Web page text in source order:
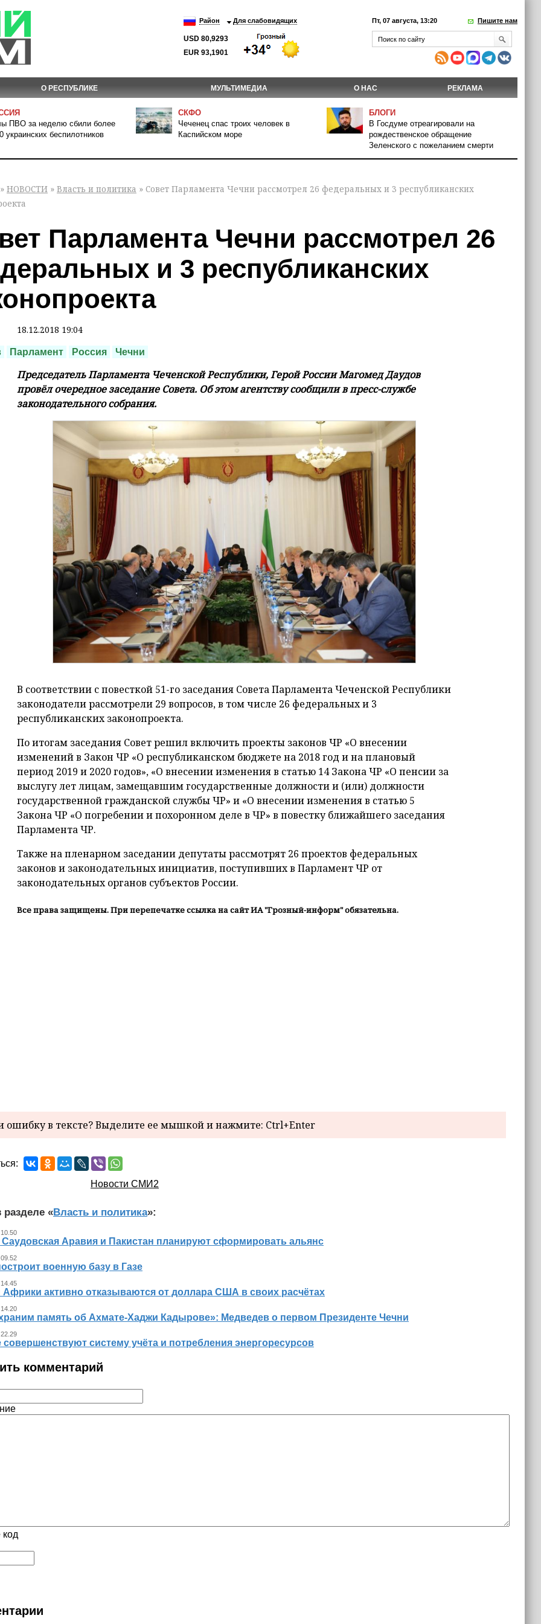
Район Для слабовидящих
USD 80,9293
EUR 93,1901
Пт, 07 августа, 13:20 Пишите нам
О РЕСПУБЛИКЕ МУЛЬТИМЕДИА О НАС РЕКЛАМА
ПВО за неделю сбили более
украинских беспилотников
СКФО
Чеченец спас троих человек в
Каспийском море
БЛОГИ
В Госдуме отреагировали на
рождественское обращение
Зеленского с пожеланием смерти
» НОВОСТИ » Власть и политика » Совет Парламента Чечни рассмотрел 26 федеральных и 3 республиканских
Парламента Чечни рассмотрел 26
и 3 республиканских
18.12.2018 19:04
Парламент Россия Чечни
Председатель Парламента Чеченской Республики, Герой России Магомед Даудов
провёл очередное заседание Совета. Об этом агентству сообщили в пресс-службе
законодательного собрания.
В соответствии с повесткой 51-го заседания Совета Парламента Чеченской Республики
законодатели рассмотрели 29 вопросов, в том числе 26 федеральных и 3
республиканских законопроекта.
По итогам заседания Совет решил включить проекты законов ЧР «О внесении
изменений в Закон ЧР «О республиканском бюджете на 2018 год и на плановый
период 2019 и 2020 годов», «О внесении изменения в статью 14 Закона ЧР «О пенсии за
выслугу лет лицам, замещавшим государственные должности и (или) должности
государственной гражданской службы ЧР» и «О внесении изменения в статью 5
Закона ЧР «О погребении и похоронном деле в ЧР» в повестку ближайшего заседания
Парламента ЧР.
Также на пленарном заседании депутаты рассмотрят 26 проектов федеральных
законов и законодательных инициатив, поступивших в Парламент ЧР от
законодательных органов субъектов России.
Все права защищены. При перепечатке ссылка на сайт ИА "Грозный-информ" обязательна.
в тексте? Выделите ее мышкой и нажмите: Ctrl+Enter
Новости СМИ2
разделе «Власть и политика»:
Саудовская Аравия и Пакистан планируют сформировать альянс
военную базу в Газе
активно отказываются от доллара США в своих расчётах
память об Ахмате-Хаджи Кадырове»: Медведев о первом Президенте Чечни
совершенствуют систему учёта и потребления энергоресурсов
комментарий
код